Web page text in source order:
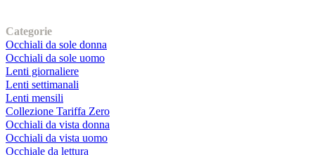
Categorie
Occhiali da sole donna
Occhiali da sole uomo
Lenti giornaliere
Lenti settimanali
Lenti mensili
Collezione Tariffa Zero
Occhiali da vista donna
Occhiali da vista uomo
Occhiale da lettura